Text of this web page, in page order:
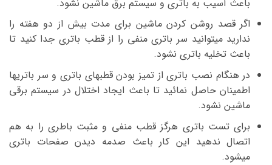
باعث آسیب به باتری و سیستم برق ماشین نشود.
اگر قصد روشن کردن ماشین برای مدت بیش از دو هفته را
ندارید میتوانید سر باتری منفی را از قطب باتری جدا کنید تا
باعث تخلیه باتری نشود.
در هنگام نصب باتری از تمیز بودن قطبهای باتری و سر باتریها
اطمینان حاصل نمائید تا باعث ایجاد اختلال در سیستم برقی
ماشین نشود.
برای تست باتری هرگز قطب منفی و مثبت باطری را به هم
اتصال ندهید این کار باعث صدمه دیدن صفحات باتری
میشود.